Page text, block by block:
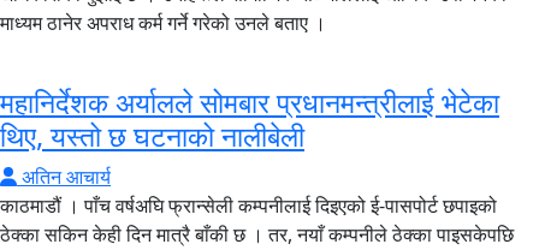
माध्यम ठानेर अपराध कर्म गर्ने गरेको उनले बताए ।
महानिर्देशक अर्यालले सोमबार प्रधानमन्त्रीलाई भेटेका
थिए, यस्तो छ घटनाको नालीबेली
अतिन आचार्य
काठमाडौं । पाँच वर्षअघि फ्रान्सेली कम्पनीलाई दिइएको ई-पासपोर्ट छपाइको
ठेक्का सकिन केही दिन मात्रै बाँकी छ । तर, नयाँ कम्पनीले ठेक्का पाइसकेपछि